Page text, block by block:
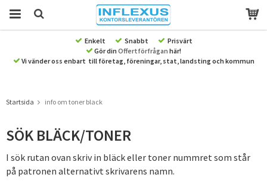
Produkten har blivit tillagd i varukorgen
Enkelt Snabbt
Prisvärt
Gör din Offertförfrågan här!
Vi vänder oss enbart till företag, föreningar, stat, landsting och kommun
Startsida info om toner black
SÖK BLÄCK/TONER
I sök rutan ovan skriv in bläck eller toner nummret som står
på patronen alternativt skrivarens namn.